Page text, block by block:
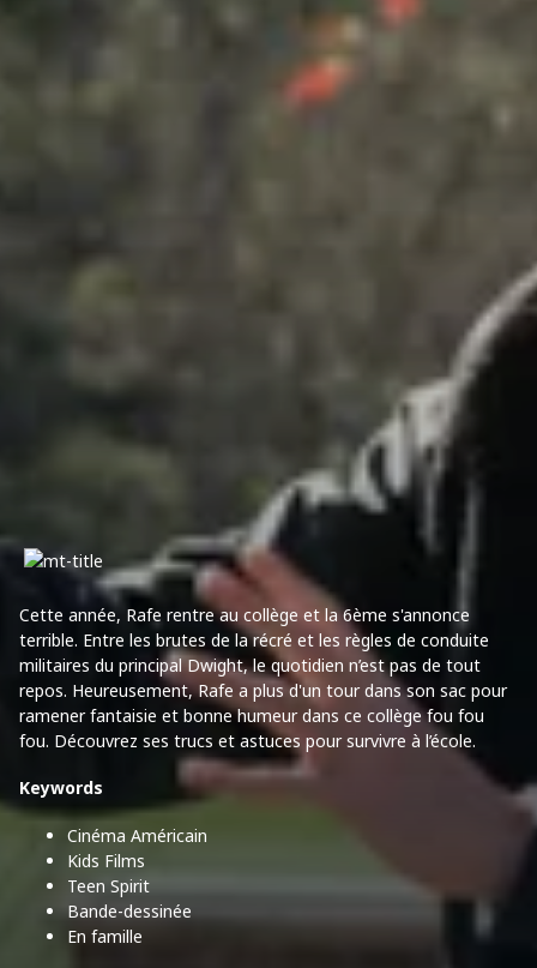
Cette année, Rafe rentre au collège et la 6ème s'annonce
terrible. Entre les brutes de la récré et les règles de conduite
militaires du principal Dwight, le quotidien n’est pas de tout
repos. Heureusement, Rafe a plus d'un tour dans son sac pour
ramener fantaisie et bonne humeur dans ce collège fou fou
fou. Découvrez ses trucs et astuces pour survivre à l’école.
Keywords
Cinéma Américain
Kids Films
Teen Spirit
Bande-dessinée
En famille